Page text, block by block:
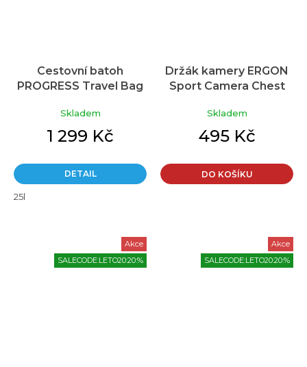
Cestovní batoh
PROGRESS Travel Bag
žlutá
Skladem
1 299 Kč
DETAIL
25l
Držák kamery ERGON
Sport Camera Chest
Skladem
495 Kč
DO KOŠÍKU
Akce
SALECODE:LETO20:20:%
Akce
SALECODE:LETO20:20:%